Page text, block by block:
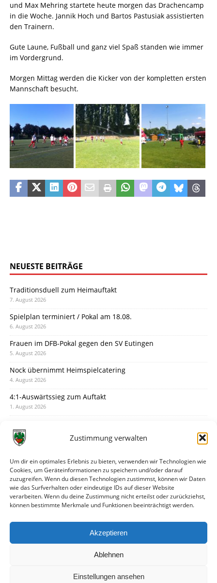
Zustimmung verwalten
Um dir ein optimales Erlebnis zu bieten, verwenden wir Technologien wie
Cookies, um Geräteinformationen zu speichern und/oder darauf
zuzugreifen. Wenn du diesen Technologien zustimmst, können wir Daten
wie das Surfverhalten oder eindeutige IDs auf dieser Website
verarbeiten. Wenn du deine Zustimmung nicht erteilst oder zurückziehst,
können bestimmte Merkmale und Funktionen beeinträchtigt werden.
Akzeptieren
Ablehnen
Einstellungen ansehen
und Max Mehring startete heute morgen das Drachencamp
in die Woche. Jannik Hoch und Bartos Pastusiak assistierten
den Trainern.
Gute Laune, Fußball und ganz viel Spaß standen wie immer
im Vordergrund.
Morgen Mittag werden die Kicker von der kompletten ersten
Mannschaft besucht.
NEUESTE BEITRÄGE
Traditionsduell zum Heimauftakt
7. August 2026
Spielplan terminiert / Pokal am 18.08.
6. August 2026
Frauen im DFB-Pokal gegen den SV Eutingen
5. August 2026
Nock übernimmt Heimspielcatering
4. August 2026
4:1-Auswärtssieg zum Auftakt
1. August 2026
31. Juli 2026
30. Juli 2026
Deine Spielminute: 89+1
28. Juli 2026
Neuer Rückensponsor
Neue Podcast-Folge: So tickt Björn!
27. Juli 2026